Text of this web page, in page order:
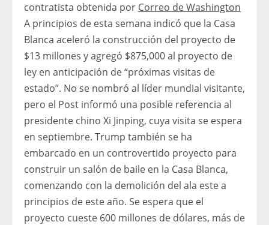
contratista obtenida por Correo de Washington
A principios de esta semana indicó que la Casa
Blanca aceleró la construcción del proyecto de
$13 millones y agregó $875,000 al proyecto de
ley en anticipación de “próximas visitas de
estado”. No se nombró al líder mundial visitante,
pero el Post informó una posible referencia al
presidente chino Xi Jinping, cuya visita se espera
en septiembre. Trump también se ha
embarcado en un controvertido proyecto para
construir un salón de baile en la Casa Blanca,
comenzando con la demolición del ala este a
principios de este año. Se espera que el
proyecto cueste 600 millones de dólares, más de